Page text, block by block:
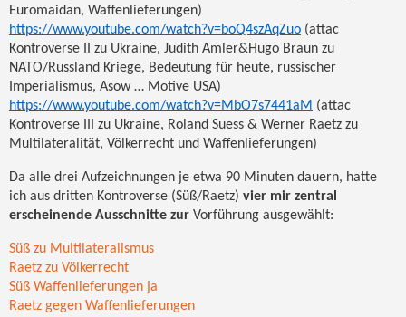
Euromaidan, Waffenlieferungen)
https://www.youtube.com/watch?v=boQ4szAqZuo (attac
Kontroverse II zu Ukraine, Judith Amler&Hugo Braun zu
NATO/Russland Kriege, Bedeutung für heute, russischer
Imperialismus, Asow … Motive USA)
https://www.youtube.com/watch?v=MbO7s7441aM (attac
Kontroverse III zu Ukraine, Roland Suess & Werner Raetz zu
Multilateralität, Völkerrecht und Waffenlieferungen)
Da alle drei Aufzeichnungen je etwa 90 Minuten dauern, hatte
ich aus dritten Kontroverse (Süß/Raetz) vier mir zentral
erscheinende Ausschnitte zur Vorführung ausgewählt:
Süß zu Multilateralismus
Raetz zu Völkerrecht
Süß Waffenlieferungen ja
Raetz gegen Waffenlieferungen